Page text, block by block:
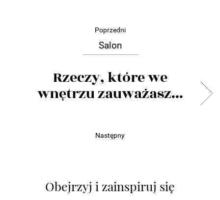
Poprzedni
Salon
Rzeczy, które we
wnętrzu zauważasz...
Następny
Obejrzyj i zainspiruj się